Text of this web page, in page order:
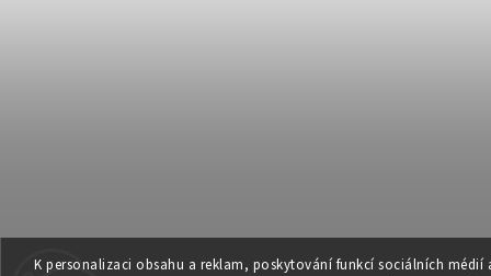
K personalizaci obsahu a reklam, poskytování funkcí sociálních